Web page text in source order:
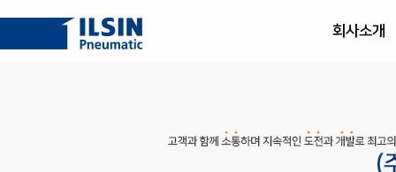
회사소개